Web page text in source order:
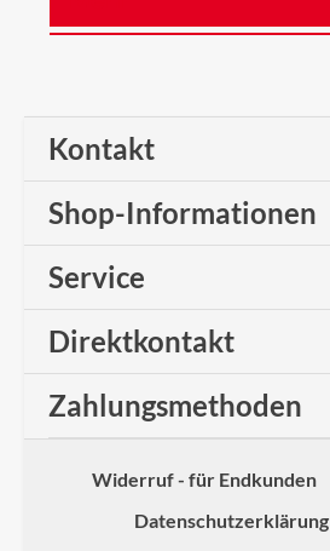
Kontakt
Shop-Informationen
Service
Direktkontakt
Zahlungsmethoden
Widerruf - für Endkunden
Datenschutzerklärung